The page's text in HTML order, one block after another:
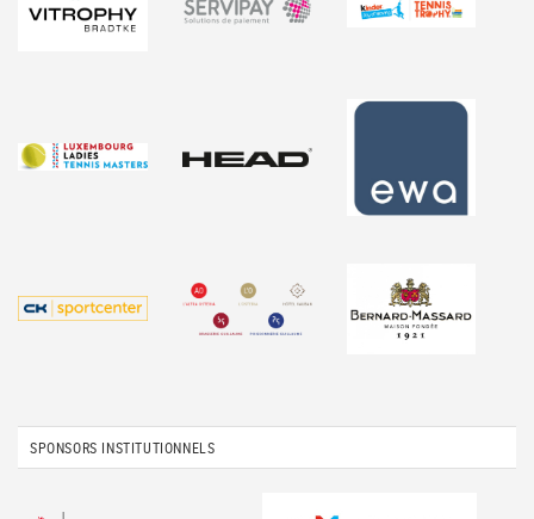
SPONSORS INSTITUTIONNELS